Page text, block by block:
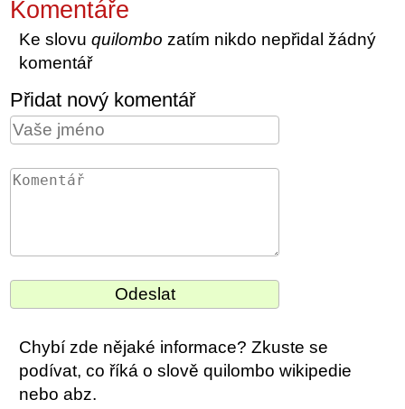
Komentáře
Ke slovuquilombo zatím nikdo nepřidal žádný
komentář
Přidat nový komentář
Chybí zde nějaké informace? Zkuste se
podívat, co říká o slově quilombo wikipedie
nebo abz.